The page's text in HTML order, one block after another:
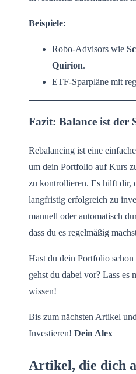
Beispiele:
Robo-Advisors wie
Quirion.
ETF-Sparpläne mit
Fazit: Balance ist der
Rebalancing ist eine
um dein Portfolio auf Kurs
zu kontrollieren. Es hilft dir,
langfristig erfolgreich zu
manuell oder automatisch
dass du es regelmäßig
Hast du dein Portfolio
gehst du dabei vor? Lass es
wissen!
Bis zum nächsten Artikel
Investieren! Dein Alex
Artikel, die dich